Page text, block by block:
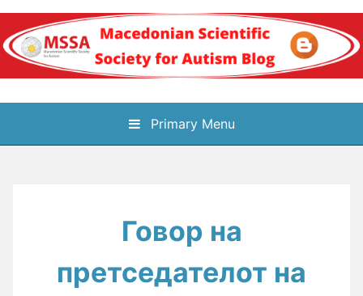
Skip
content
Блог на
Македонското научно
аутизам
Primary Menu
Говор на
претседателот на